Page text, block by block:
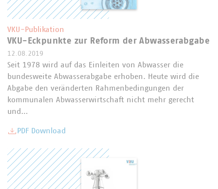
VKU-Publikation
VKU-Eckpunkte zur Reform der Abwasserabgabe
12.08.2019
Seit 1978 wird auf das Einleiten von Abwasser die
bundesweite Abwasserabgabe erhoben. Heute wird die
Abgabe den veränderten Rahmenbedingungen der
kommunalen Abwasserwirtschaft nicht mehr gerecht
und…
PDF Download